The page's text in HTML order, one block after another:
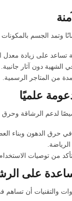
وتمد الجسم
على زيادة معدل
دون آثار جانبية.
من المتاجر الرسمية.
علميًا
لدعم الرشاقة وحرق
حرق الدهون وبناء
من توصيات
على
والتقنيات أن